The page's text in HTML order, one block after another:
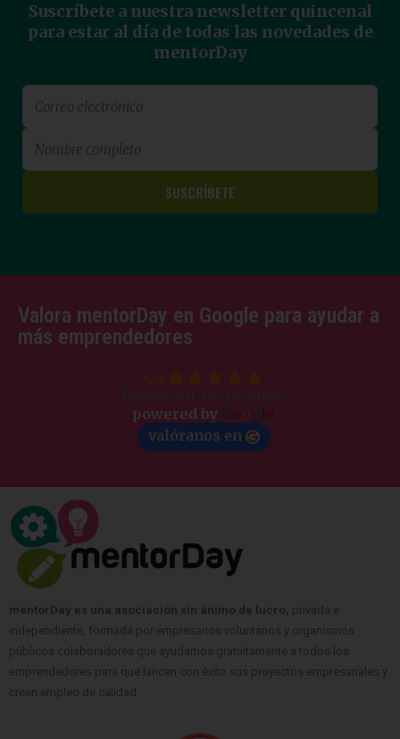
Suscríbete a nuestra newsletter quincenal
para estar al día de todas las novedades de
mentorDay
Valora mentorDay en Google para ayudar a
más emprendedores
powered by G gl
valóranos en
mentorDay es una asociación sin ánimo de lucro, privada e
independiente, formada por empresarios voluntarios y organismos
públicos colaboradores que ayudamos gratuitamente a todos los
emprendedores para que lancen con éxito sus proyectos empresariales y
creen empleo de calidad.